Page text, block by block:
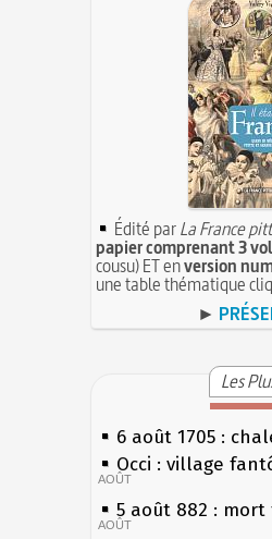
Édité parLa France
papier comprenant 3
cousu) ET enversion
une table thématique
►
Les
6 août 1705 :
Occi : village
AOÛT
5 août 882 : mort
AOÛT